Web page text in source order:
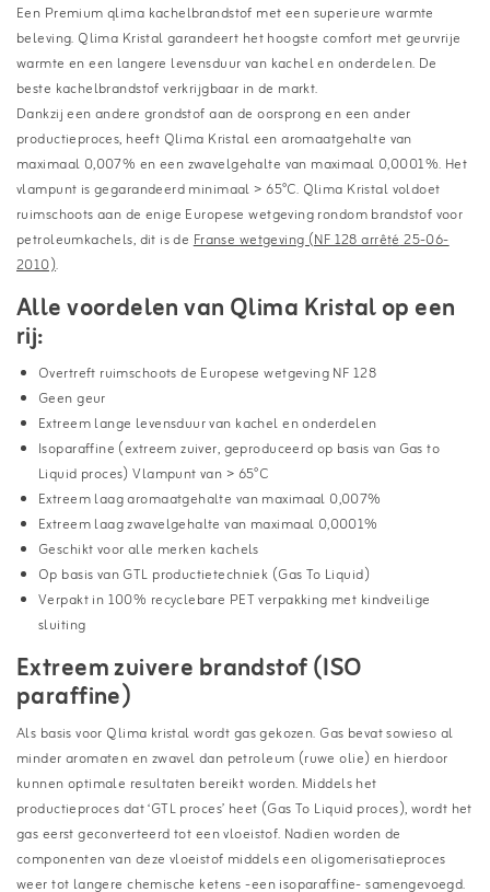
Een Premium qlima kachelbrandstof met een superieure warmte
beleving. Qlima Kristal garandeert het hoogste comfort met geurvrije
warmte en een langere levensduur van kachel en onderdelen. De
beste kachelbrandstof verkrijgbaar in de markt.
Dankzij een andere grondstof aan de oorsprong en een ander
productieproces, heeft Qlima Kristal een aromaatgehalte van
maximaal 0,007% en een zwavelgehalte van maximaal 0,0001%. Het
vlampunt is gegarandeerd minimaal > 65°C. Qlima Kristal voldoet
ruimschoots aan de enige Europese wetgeving rondom brandstof voor
petroleumkachels, dit is deFranse wetgeving (NF 128 arrêté25-06-
2010).
Alle voordelen van Qlima Kristal op een
rij:
Overtreft ruimschoots de Europese wetgeving NF 128
Geen geur
Extreem lange levensduur van kachel en onderdelen
Isoparaffine (extreem zuiver, geproduceerd op basis van Gas to
Liquid proces) Vlampunt van > 65°C
Extreem laag aromaatgehalte van maximaal 0,007%
Extreem laag zwavelgehalte van maximaal 0,0001%
Geschikt voor alle merken kachels
Op basis van GTL productietechniek (Gas To Liquid)
Verpakt in 100% recyclebare PET verpakking met kindveilige
sluiting
Extreem zuivere brandstof (ISO
paraffine)
Als basis voor Qlima kristal wordt gas gekozen. Gas bevat sowieso al
minder aromaten en zwavel dan petroleum (ruwe olie) en hierdoor
kunnen optimale resultaten bereikt worden. Middels het
productieproces dat ‘GTL proces’ heet (Gas To Liquid proces), wordt het
gas eerst geconverteerd tot een vloeistof. Nadien worden de
componenten van deze vloeistof middels een oligomerisatieproces
weer tot langere chemische ketens -een isoparaffine- samengevoegd.